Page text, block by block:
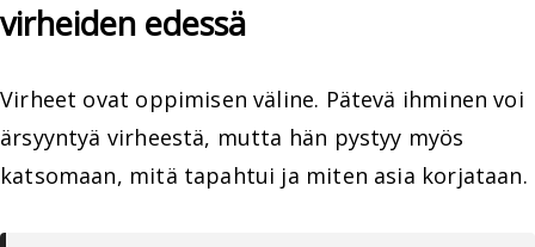
virheiden edessä
Virheet ovat oppimisen väline. Pätevä ihminen voi
ärsyyntyä virheestä, mutta hän pystyy myös
katsomaan, mitä tapahtui ja miten asia korjataan.